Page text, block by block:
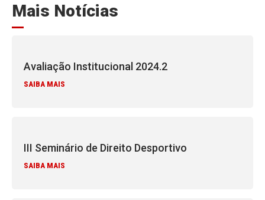
Mais Notícias
Avaliação Institucional 2024.2
SAIBA MAIS
III Seminário de Direito Desportivo
SAIBA MAIS